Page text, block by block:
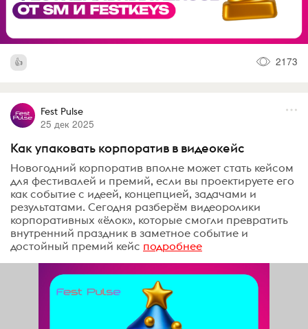
2173
Fest Pulse
25 дек 2025
Как упаковать корпоратив в видеокейс
Новогодний корпоратив вполне может стать кейсом
для фестивалей и премий, если вы проектируете его
как событие с идеей, концепцией, задачами и
результатами. Сегодня разберём видеоролики
корпоративных «ёлок», которые смогли превратить
внутренний праздник в заметное событие и
достойный премий кейс подробнее